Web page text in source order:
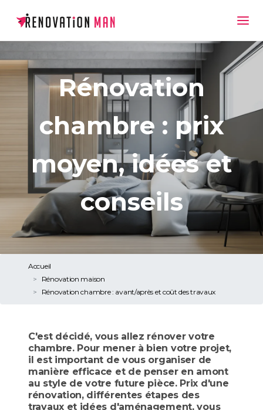
Rénovation
chambre : prix
moyen, idées et
conseils
Accueil
Rénovation maison
Rénovation chambre : avant/après et coût des travaux
C'est décidé, vous allez rénover votre
chambre. Pour mener à bien votre projet,
il est important de vous organiser de
manière efficace et de penser en amont
au style de votre future pièce. Prix d'une
rénovation, différentes étapes des
travaux et idées d'aménagement, vous